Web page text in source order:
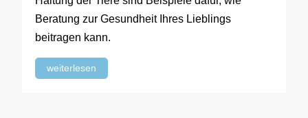
Beratung zur Gesundheit Ihres Lieblings
beitragen kann.
weiterlesen